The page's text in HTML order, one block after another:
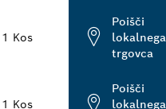
1 Kos
Poišči
lokalnega
trgovca
1 Kos
Poišči
lokalnega